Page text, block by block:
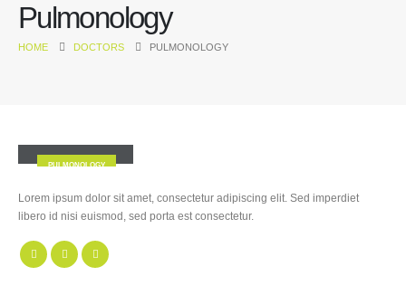
Pulmonology
HOME DOCTORS PULMONOLOGY
PULMONOLOGY
Lorem ipsum dolor sit amet, consectetur adipiscing elit. Sed imperdiet
libero id nisi euismod, sed porta est consectetur.